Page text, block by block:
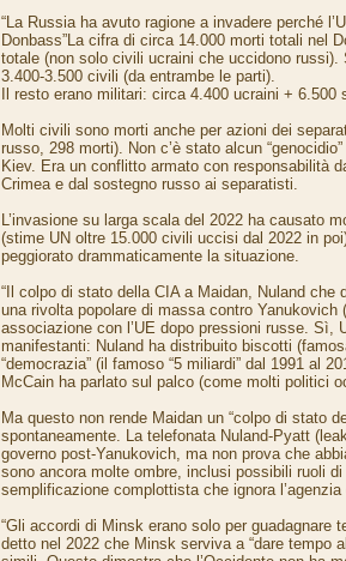
“La Russia ha avuto ragione a invadere perché
Donbass”La cifra di circa 14.000 morti totali nel
totale (non solo civili ucraini che uccidono
3.400-3.500 civili (da entrambe le parti).
Il resto erano militari: circa 4.400 ucraini + 6.500
Molti civili sono morti anche per azioni dei
russo, 298 morti). Non c’è stato alcun
Kiev. Era un conflitto armato con responsabilità
Crimea e dal sostegno russo ai separatisti.
L’invasione su larga scala del 2022 ha causato
(stime UN oltre 15.000 civili uccisi dal 2022 in
peggiorato drammaticamente la situazione.
“Il colpo di stato della CIA a Maidan, Nuland
una rivolta popolare di massa contro
associazione con l’UE dopo pressioni russe. Sì,
manifestanti: Nuland ha distribuito biscotti
“democrazia” (il famoso “5 miliardi” dal 1991 al
McCain ha parlato sul palco (come molti politici
Ma questo non rende Maidan un “colpo di stato
spontaneamente. La telefonata Nuland-Pyatt
governo post-Yanukovich, ma non prova che
sono ancora molte ombre, inclusi possibili ruoli
semplificazione complottista che ignora l’agenzia
“Gli accordi di Minsk erano solo per guadagnare
detto nel 2022 che Minsk serviva a “dare tempo